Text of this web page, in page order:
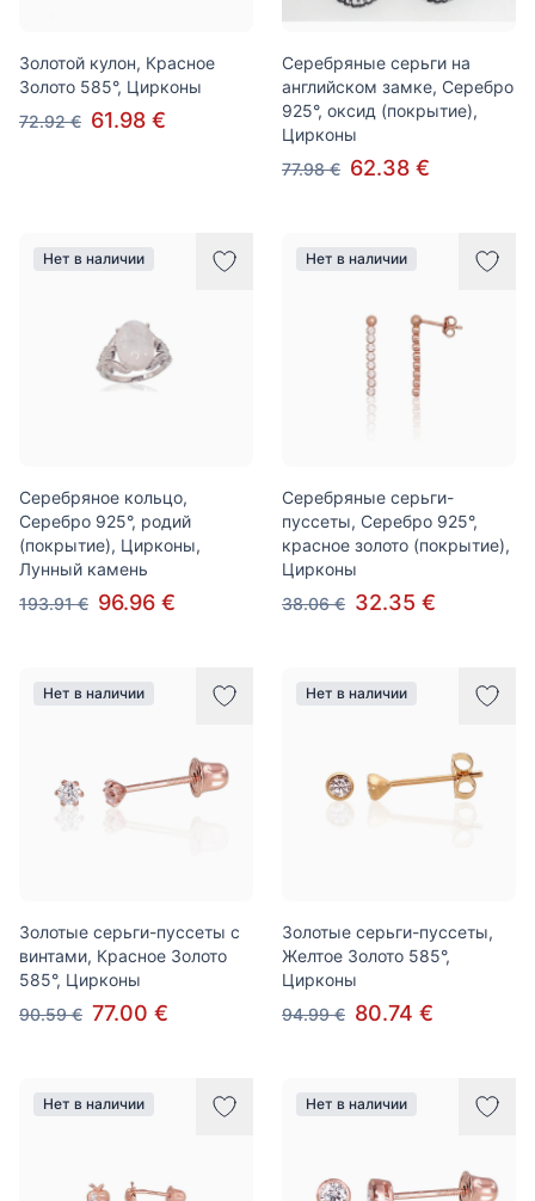
Золотой кулон, Красное
Золото 585°, Цирконы
72.92 € 61.98 €
Серебряные серьги на
английском замке, Серебро
925°, оксид (покрытие),
Цирконы
77.98 € 62.38 €
Нет в наличии
Серебряное кольцо,
Серебро 925°, родий
(покрытие), Цирконы,
Лунный камень
193.91 € 96.96 €
Нет в наличии
Серебряные серьги-
пуссеты, Серебро 925°,
красное золото (покрытие),
Цирконы
38.06 € 32.35 €
Нет в наличии
Золотые серьги-пуссеты с
винтами, Красное Золото
585°, Цирконы
90.59 € 77.00 €
Нет в наличии
Золотые серьги-пуссеты,
Желтое Золото 585°,
Цирконы
94.99 € 80.74 €
Нет в наличии Нет в наличии